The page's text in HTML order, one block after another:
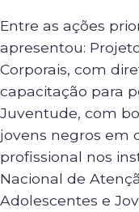
Entre as ações
apresentou:
Corporais, com
capacitação para
Juventude, com
jovens negros em
profissional nos
Nacional de
Adolescentes e